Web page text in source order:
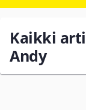
Kaikki
Andy